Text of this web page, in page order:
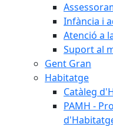
Infància i
Atenció a
Suport al
Gent Gran
Habitatge
Catàleg
PAMH -